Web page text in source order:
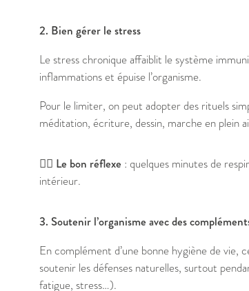
2. Bien gérer le stress
Le stress chronique affaiblit le système
inflammations et épuise l’organisme.
Pour le limiter, on peut adopter des rituels
méditation, écriture, dessin, marche en plein
🧘‍♀️ Le bon réflexe : quelques minutes de
intérieur.
3. Soutenir l’organisme avec des
En complément d’une bonne hygiène de
soutenir les défenses naturelles, surtout
fatigue, stress…).